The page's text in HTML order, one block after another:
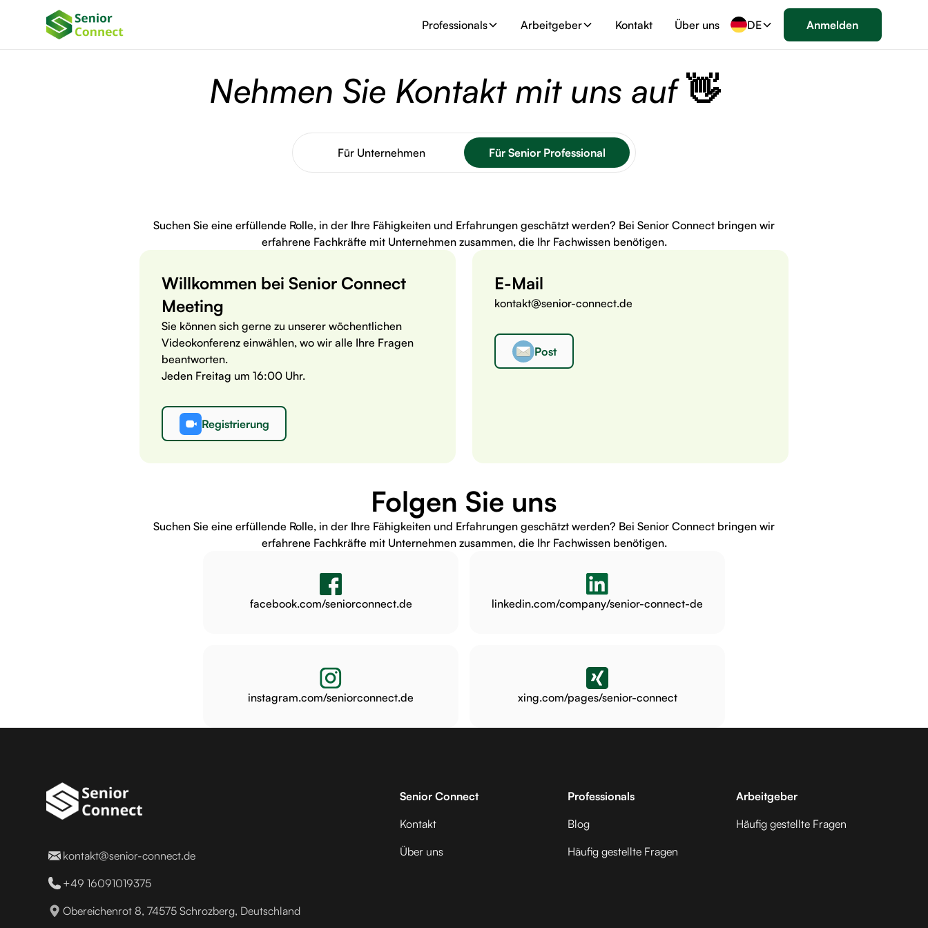
Professionals Arbeitgeber Kontakt Über uns DE Anmelden
Nehmen Sie Kontakt mit uns auf👋
Für Unternehmen Für Senior Professional
Suchen Sie eine erfüllende Rolle, in der Ihre Fähigkeiten und Erfahrungen geschätzt werden? Bei Senior Connect bringen wir
erfahrene Fachkräfte mit Unternehmen zusammen, die Ihr Fachwissen benötigen.
Willkommen bei Senior Connect
Meeting
Sie können sich gerne zu unserer wöchentlichen
Videokonferenz einwählen, wo wir alle Ihre Fragen
beantworten.
Jeden Freitag um 16:00 Uhr.
Registrierung
E-Mail
kontakt@senior-connect.de
Post
Folgen Sie uns
Suchen Sie eine erfüllende Rolle, in der Ihre Fähigkeiten und Erfahrungen geschätzt werden? Bei Senior Connect bringen wir
erfahrene Fachkräfte mit Unternehmen zusammen, die Ihr Fachwissen benötigen.
facebook.com/seniorconnect.de linkedin.com/company/senior-connect-de
instagram.com/seniorconnect.de xing.com/pages/senior-connect
kontakt@senior-connect.de
+49 16091019375
Obereichenrot 8, 74575 Schrozberg, Deutschland
Senior Connect
Kontakt
Über uns
Professionals
Blog
Häufig gestellte Fragen
Arbeitgeber
Häufig gestellte Fragen